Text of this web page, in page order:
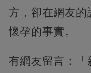
方，卻在網友的
懷孕的事實。
有網友留言：「